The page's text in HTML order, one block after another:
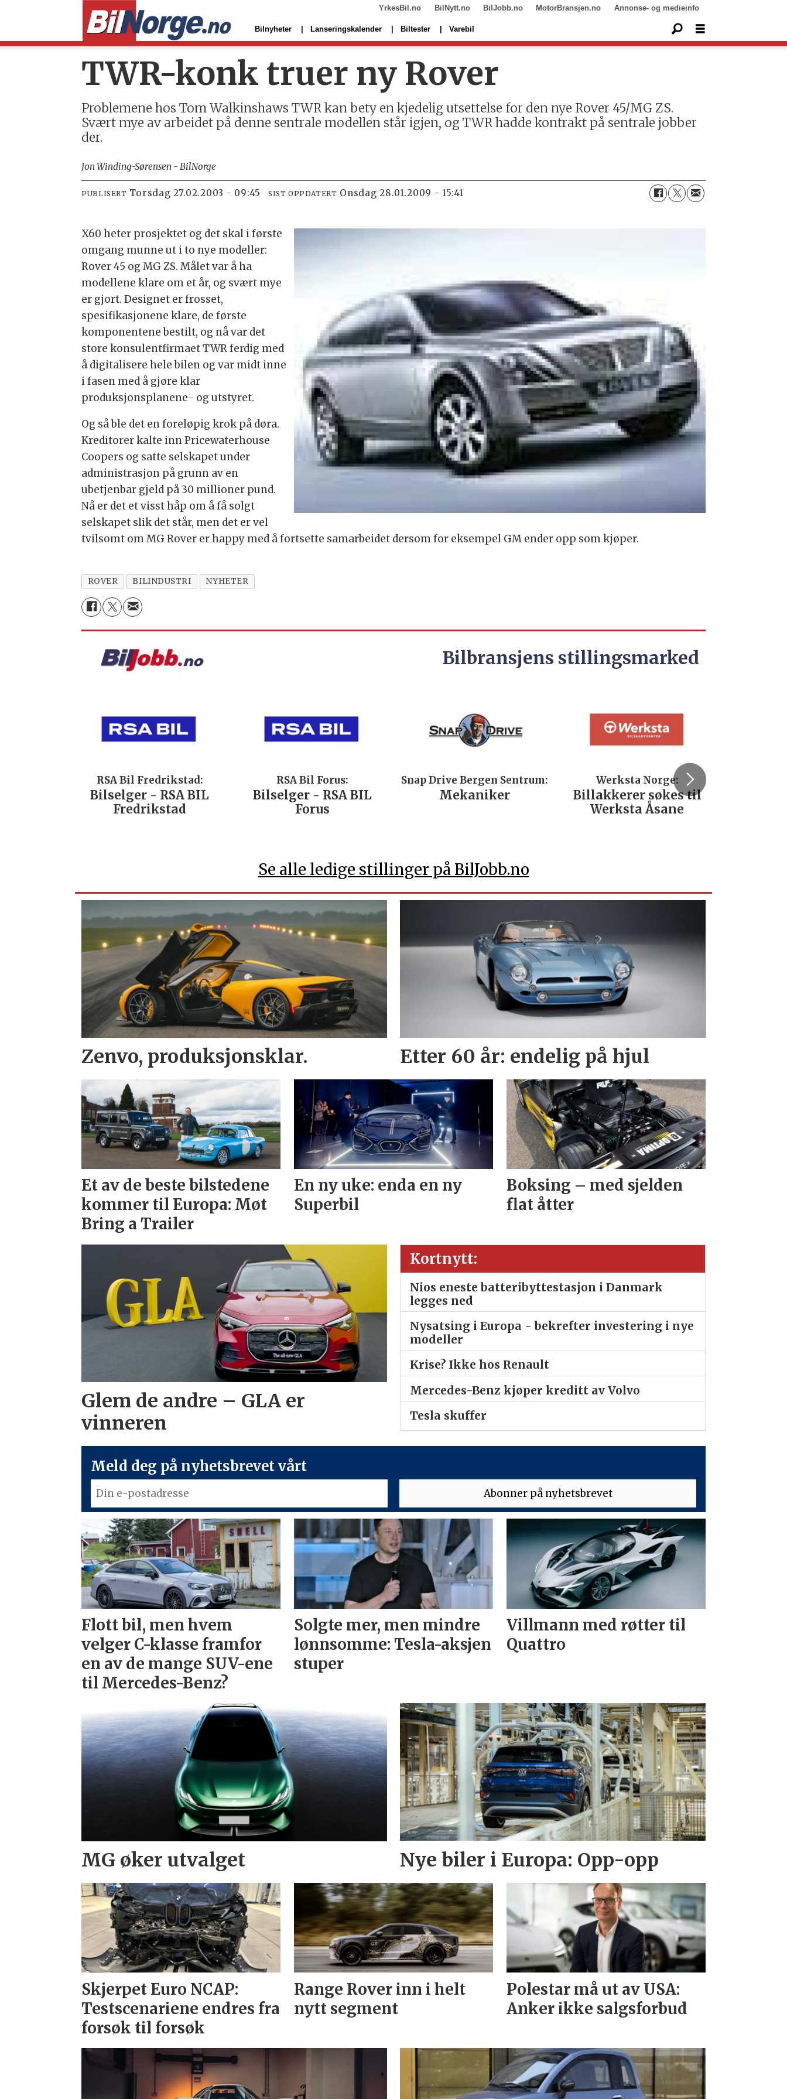
YrkesBil.no BilNytt.no BilJobb.no MotorBransjen.no Annonse- og medieinfo
Bilnyheter Lanseringskalender Biltester Varebil
TWR-konk truer ny Rover
Problemene hos Tom Walkinshaws TWR kan bety en kjedelig utsettelse for den nye Rover 45/MG ZS.
Svært mye av arbeidet på denne sentrale modellen står igjen, og TWR hadde kontrakt på sentrale jobber
der.
Jon Winding-Sørensen - BilNorge
PUBLISERT torsdag 27.02.2003 - 09:45 SIST OPPDATERT onsdag 28.01.2009 - 15:41
X60 heter prosjektet og det skal i første
omgang munne ut i to nye modeller:
Rover 45 og MG ZS. Målet var å ha
modellene klare om et år, og svært mye
er gjort. Designet er frosset,
spesifikasjonene klare, de første
komponentene bestilt, og nå var det
store konsulentfirmaet TWR ferdig med
å digitalisere hele bilen og var midt inne
i fasen med å gjøre klar
produksjonsplanene- og utstyret.
Og så ble det en foreløpig krok på døra.
Kreditorer kalte inn Pricewaterhouse
Coopers og satte selskapet under
administrasjon på grunn av en
ubetjenbar gjeld på 30 millioner pund.
Nå er det et visst håp om å få solgt
selskapet slik det står, men det er vel
tvilsomt om MG Rover er happy med å fortsette samarbeidet dersom for eksempel GM ender opp som kjøper.
ROVER BILINDUSTRI NYHETER
Bilbransjens stillingsmarked
RSA Bil Fredrikstad:
Bilselger - RSA BIL
Fredrikstad
RSA Bil Forus:
Bilselger - RSA BIL
Forus
Snap Drive Bergen Sentrum:
Mekaniker
Werksta Norge:
Billakkerer søkes til
Werksta Åsane
Se alle ledige stillinger på BilJobb.no
Zenvo, produksjonsklar. Etter 60 år: endelig på hjul
Et av de beste bilstedene
kommer til Europa: Møt
Bring a Trailer
En ny uke: enda en ny
Superbil
Boksing – med sjelden
flat åtter
Glem de andre – GLA er
vinneren
Kortnytt:
Nios eneste batteribyttestasjon i Danmark
legges ned
Nysatsing i Europa - bekrefter investering i nye
modeller
Krise? Ikke hos Renault
Mercedes-Benz kjøper kreditt av Volvo
Tesla skuffer
Meld deg på nyhetsbrevet vårt
Flott bil, men hvem
velger C-klasse framfor
en av de mange SUV-ene
til Mercedes-Benz?
Solgte mer, men mindre
lønnsomme: Tesla-aksjen
stuper
Villmann med røtter til
Quattro
MG øker utvalget Nye biler i Europa: Opp-opp
Skjerpet Euro NCAP:
Testscenariene endres fra
forsøk til forsøk
Range Rover inn i helt
nytt segment
Polestar må ut av USA:
Anker ikke salgsforbud